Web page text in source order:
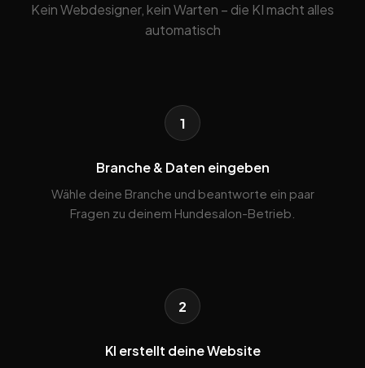
Kein Webdesigner, kein Warten – die KI macht alles
automatisch
1
Branche & Daten eingeben
Wähle deine Branche und beantworte ein paar
Fragen zu deinem Hundesalon-Betrieb.
2
KI erstellt deine Website